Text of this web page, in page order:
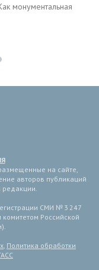
монументальная
на сайте,
авторов публикаций
СМИ № 3 247
Российской
Политика обработки